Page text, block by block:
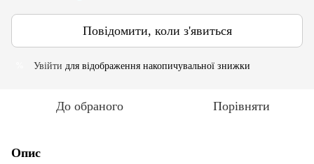
Повідомити, коли з'явиться
Увійти для відображення накопичувальної знижки
До обраного Порівняти
Опис